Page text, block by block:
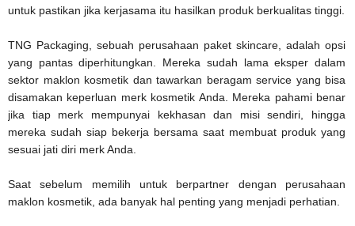
untuk pastikan jika kerjasama itu hasilkan produk berkualitas tinggi.
TNG Packaging, sebuah perusahaan paket skincare, adalah opsi
yang pantas diperhitungkan. Mereka sudah lama eksper dalam
sektor maklon kosmetik dan tawarkan beragam service yang bisa
disamakan keperluan merk kosmetik Anda. Mereka pahami benar
jika tiap merk mempunyai kekhasan dan misi sendiri, hingga
mereka sudah siap bekerja bersama saat membuat produk yang
sesuai jati diri merk Anda.
Saat sebelum memilih untuk berpartner dengan perusahaan
maklon kosmetik, ada banyak hal penting yang menjadi perhatian.